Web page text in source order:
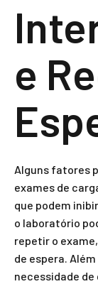
e
Alguns fatores
exames de
que podem
o laboratório
repetir o
de espera.
necessidade